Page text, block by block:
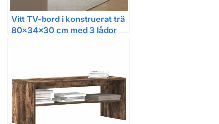
Vitt TV-bord i konstruerat trä
80x34x30 cm med 3 lådor